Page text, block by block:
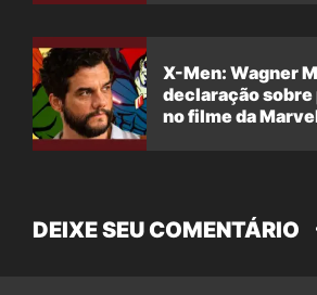
X-Men: Wagner
declaração sobre
no filme da
DEIXE SEU COMENTÁRIO